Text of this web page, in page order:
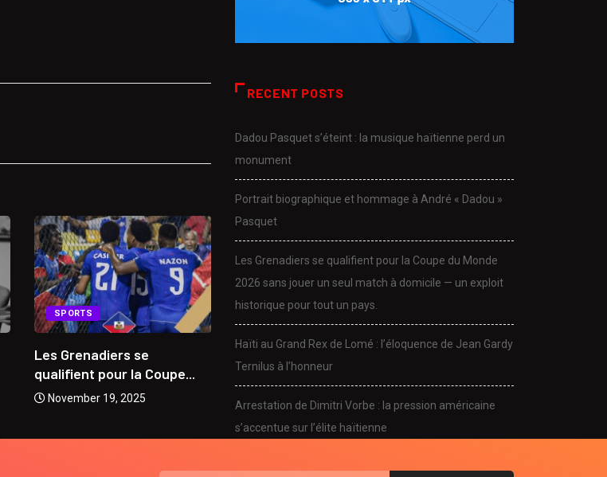
SPORTS
Les Grenadiers se
qualifient pour la Coupe...
November 19, 2025
CULTURE
musique haïtienne...
November 24, 2025
Portrait biographique et
November 24, 2025
RECENT POSTS
Dadou Pasquet s’éteint : la musique haïtienne perd un
monument
Portrait biographique et hommage à André « Dadou »
Pasquet
Les Grenadiers se qualifient pour la Coupe du Monde
2026 sans jouer un seul match à domicile — un exploit
historique pour tout un pays.
Haïti au Grand Rex de Lomé : l’éloquence de Jean Gardy
Ternilus à l’honneur
Arrestation de Dimitri Vorbe : la pression américaine
s’accentue sur l’élite haïtienne